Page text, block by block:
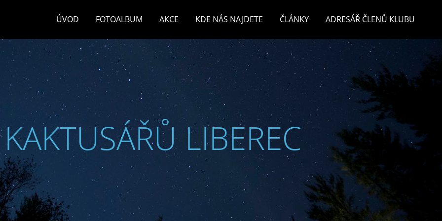
ÚVOD FOTOALBUM AKCE KDE NÁS NAJDETE ČLÁNKY ADRESÁŘ ČLENŮ KLUBU
LIBEREC